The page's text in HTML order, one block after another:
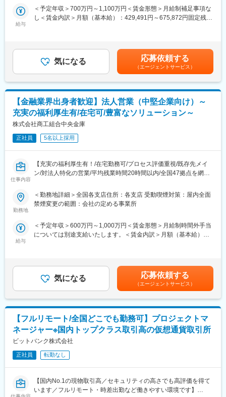
は情報の領域でそれらを実現し、世界を大きく変えました。あら
ゆる価値を流通させることができるビットコインの関連技術は、
変更の範囲：会社の定める業務
◎開発環境のセルフサービス化
・オンデマンドな開発環境構築基盤の設計・実装
再現性の向上
◎AIエージェントによるインフラ業務の効率化
・開発者自身がAIエージェントを活用しインフラのトラブルシュ
ト）の整備
◎AWSインフラのセキュリティ強化
・開発チームが安全にデリバリーできるセキュリティガードレー
ルの設計・運用
・AWS WAFをはじめとするアプリケーション防御策の設計・運用
・AWS Organizationを含めたインフラストラクチャ全般のセキュ
リティ運用・コンプライアンス対応
・JIT（Just-In-Time）権限管理による最小権限アクセスの実現
・セキュリティ関連サービスの検出結果をもとにしたリスク対応
・金融業界特有の規制要件に基づく継続的な改善
・RI／Savings Plansの継続的な購入・見直しによるコスト削減
・Lookerによるコスト可視化の高度化および定期レポートの設
■必須条件の続き：
流通させる
◎バリュー
率直に意見し、言行に責任をもち、誠実であることを誇る
【Challenge】
あらゆるチャンスを素早く捉え、失敗を恐れず、自らチャレンジ
し続ける
【One team】
仲間を信じ、仲間と取り組み、仲間と共に成長する
変更の範囲：会社の定める業務
給与
＜予定年収＞700万円～1,100万円＜賃金形態＞月給制補足事項な
し＜賃金内訳＞月額（基本給）：429,491円～675,872円固定残業
給与補足＞※給与詳細は、経験等を考慮し決定します。賃金はあく
までも目安の金額であり、選考を通じて上下する可能性がありま
す。月給(月額)は固定手当を含めた表記です。
気になる 応募依頼する
（エージェントサービス）
【金融業界出身者歓迎】法人営業（中堅企業向け）～
充実の福利厚生有/在宅可/豊富なソリューション～
株式会社商工組合中央金庫
正社員 5名以上採用
仕事内容
【充実の福利厚生有！/在宅勤務可/プロセス評価重視/既存先メイ
ン/対法人特化の営業/平均残業時間20時間以内/全国47拠点を網羅
■職務概要：
いただきます。
※プロジェクト事例：
まで伴走。
■業務詳細：
顧客の財務分析を行い、特性に合わせて融資やデリバティブ取
引、シンジケートローン組成などの提案・セールス・経営相談・
アドバイス、創業支援、再生支援などの総合的な金融サービスを
提供していきます。
■メインミッション：
社会変革や地域創生に向けて取り組む中小中堅から上場企業含め
■営業ポジションの特徴と魅力：
勤務地
＜勤務地詳細＞全国各支店住所：各支店 受動喫煙対策：屋内全面
禁煙変更の範囲：会社の定める事業所
給与
＜予定年収＞600万円～1,000万円＜賃金形態＞月給制時間外手当
については別途支給いたします。＜賃金内訳＞月額（基本給）：
目安の金額であり、選考を通じて上下する可能性があります。月
給(月額)は固定手当を含めた表記です。
気になる 応募依頼する
（エージェントサービス）
【フルリモート/全国どこでも勤務可】プロジェクトマ
ネージャー※国内トップクラス取引高の仮想通貨取引所
ビットバンク株式会社
正社員 転勤なし
【国内No.1の現物取引高／セキュリティの高さでも高評価を得て
います／フルリモート・時差出勤など働きやすい環境です】